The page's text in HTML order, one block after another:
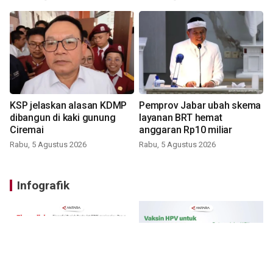
KSP jelaskan alasan KDMP
dibangun di kaki gunung
Ciremai
Rabu, 5 Agustus 2026
Pemprov Jabar ubah skema
layanan BRT hemat
anggaran Rp10 miliar
Rabu, 5 Agustus 2026
Infografik